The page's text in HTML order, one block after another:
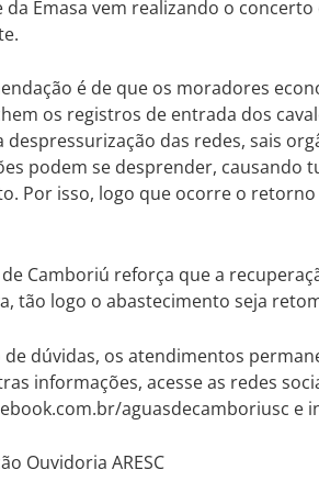
da Emasa vem realizando o
é de que os moradores
os registros de entrada dos
despressurização das redes, sais
podem se desprender, causando
Por isso, logo que ocorre o
de Camboriú reforça que a
tão logo o abastecimento seja
de dúvidas, os atendimentos
informações, acesse as redes
aguasdecamboriusc e
Ouvidoria ARESC